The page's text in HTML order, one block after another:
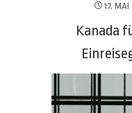
17. MAI
Kanada